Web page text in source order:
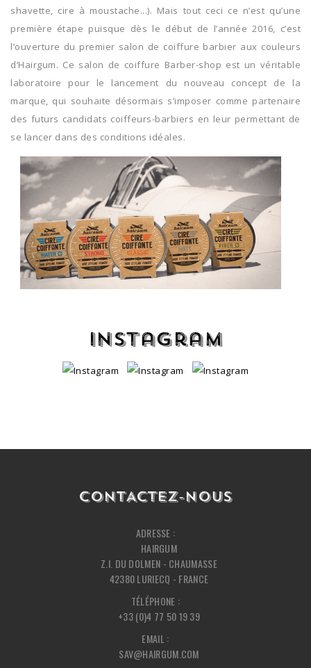
shavette, cire à moustache...). Mais tout ceci ce n’est qu’une
première étape puisque dès le début de l’année 2016, c’est
l’ouverture du premier salon de coiffure barbier aux couleurs
d’Hairgum. Ce salon de coiffure Barber-shop est un véritable
laboratoire pour le lancement du nouveau concept de la
marque, qui souhaite désormais s’imposer comme partenaire
des futurs candidats coiffeurs-barbiers en leur permettant de
se lancer dans des conditions idéales.
Instagram
CONTACTEZ-NOUS
ADRESSE :
HAIRGUM
Z.I. DU DOLMEN - CHAUMASSE
42380 LURIECQ - FRANCE
TÉLÉPHONE :
+33 (0)4 77 50 19 39
EMAIL :
SAV@HAIRGUM.COM